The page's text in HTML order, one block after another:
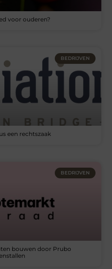
voor ouderen?
BEDRIJVEN
een rechtszaak
BEDRIJVEN
bouwen door Prubo